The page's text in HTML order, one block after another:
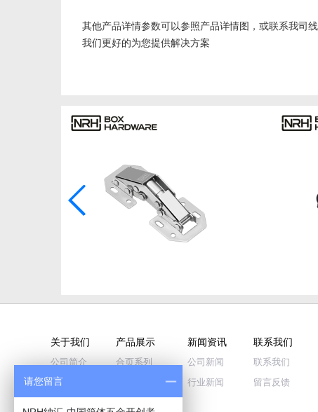
其他产品详情参数可以参照产品详情图，或联系我司
我们更好的为您提供解决方案
关于我们
公司简介
企业文化
产品展示
合页系列
新闻资讯
公司新闻
行业新闻
联系我们
联系我们
留言反馈
请您留言